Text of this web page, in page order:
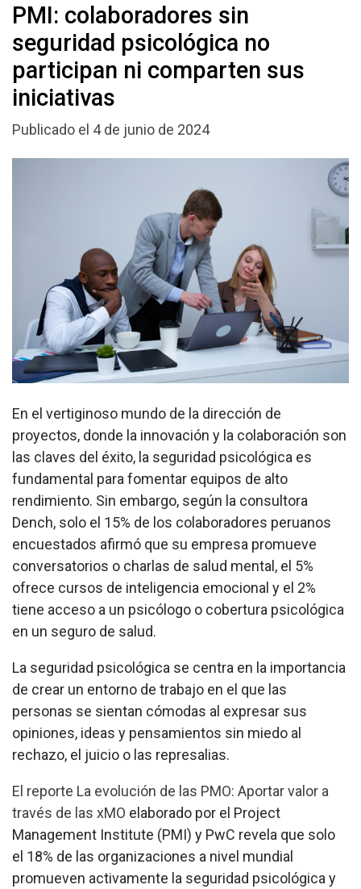
PMI: colaboradores sin
seguridad psicológica no
participan ni comparten sus
iniciativas
Publicado el 4 de junio de 2024
En el vertiginoso mundo de la dirección de
proyectos, donde la innovación y la colaboración son
las claves del éxito, la seguridad psicológica es
fundamental para fomentar equipos de alto
rendimiento. Sin embargo, según la consultora
Dench, solo el 15% de los colaboradores peruanos
encuestados afirmó que su empresa promueve
conversatorios o charlas de salud mental, el 5%
ofrece cursos de inteligencia emocional y el 2%
tiene acceso a un psicólogo o cobertura psicológica
en un seguro de salud.
La seguridad psicológica se centra en la importancia
de crear un entorno de trabajo en el que las
personas se sientan cómodas al expresar sus
opiniones, ideas y pensamientos sin miedo al
rechazo, el juicio o las represalias.
El reporte La evolución de las PMO: Aportar valor a
través de las xMO elaborado por el Project
Management Institute (PMI) y PwC revela que solo
el 18% de las organizaciones a nivel mundial
promueven activamente la seguridad psicológica y